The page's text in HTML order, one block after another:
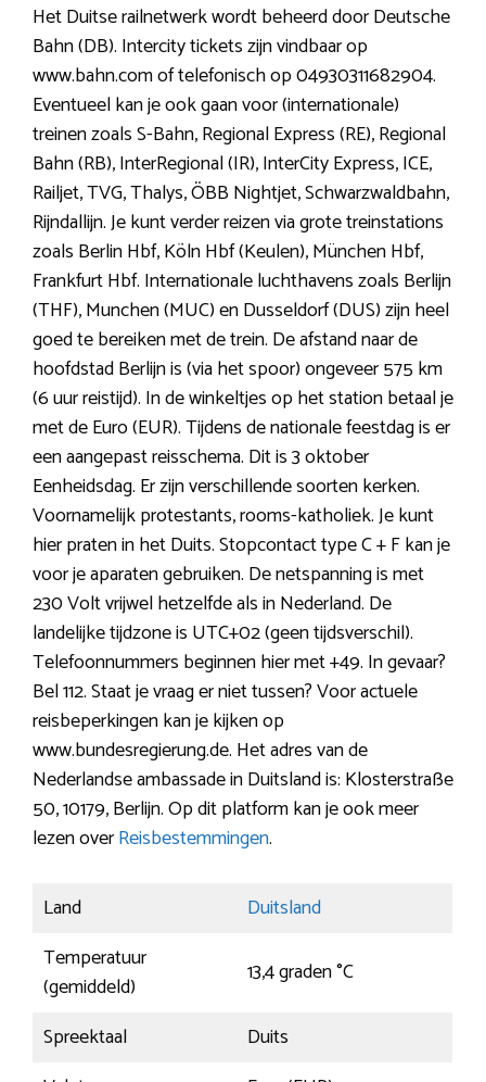
Het Duitse railnetwerk wordt beheerd door Deutsche
Bahn (DB). Intercity tickets zijn vindbaar op
www.bahn.com of telefonisch op 04930311682904.
Eventueel kan je ook gaan voor (internationale)
treinen zoals S-Bahn, Regional Express (RE), Regional
Bahn (RB), InterRegional (IR), InterCity Express, ICE,
Railjet, TVG, Thalys, ÖBB Nightjet, Schwarzwaldbahn,
Rijndallijn. Je kunt verder reizen via grote treinstations
zoals Berlin Hbf, Köln Hbf (Keulen), München Hbf,
Frankfurt Hbf. Internationale luchthavens zoals Berlijn
(THF), Munchen (MUC) en Dusseldorf (DUS) zijn heel
goed te bereiken met de trein. De afstand naar de
hoofdstad Berlijn is (via het spoor) ongeveer 575 km
(6 uur reistijd). In de winkeltjes op het station betaal je
met de Euro (EUR). Tijdens de nationale feestdag is er
een aangepast reisschema. Dit is 3 oktober
Eenheidsdag. Er zijn verschillende soorten kerken.
Voornamelijk protestants, rooms-katholiek. Je kunt
hier praten in het Duits. Stopcontact type C + F kan je
voor je aparaten gebruiken. De netspanning is met
230 Volt vrijwel hetzelfde als in Nederland. De
landelijke tijdzone is UTC+02 (geen tijdsverschil).
Telefoonnummers beginnen hier met +49. In gevaar?
Bel 112. Staat je vraag er niet tussen? Voor actuele
reisbeperkingen kan je kijken op
www.bundesregierung.de. Het adres van de
Nederlandse ambassade in Duitsland is: Klosterstraße
50, 10179, Berlijn. Op dit platform kan je ook meer
lezen overReisbestemmingen.
Land
Duitsland
Temperatuur
(gemiddeld)
13,4 graden °C
Spreektaal
Duits